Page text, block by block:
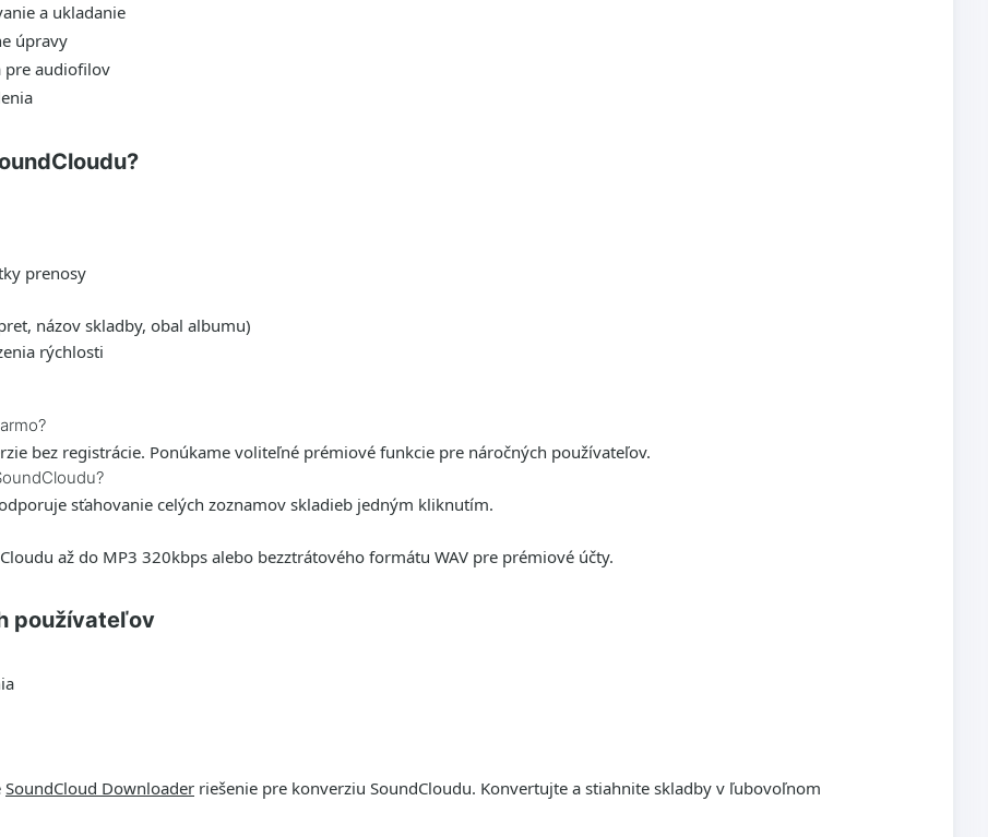
a ukladanie
úpravy
pre audiofilov
prenosy
názov skladby, obal albumu)
rýchlosti
bez registrácie. Ponúkame voliteľné prémiové funkcie pre náročných používateľov.
sťahovanie celých zoznamov skladieb jedným kliknutím.
až do MP3 320kbps alebo bezztrátového formátu WAV pre prémiové účty.
používateľov
SoundCloud Downloader riešenie pre konverziu SoundCloudu. Konvertujte a stiahnite skladby v ľubovoľnom